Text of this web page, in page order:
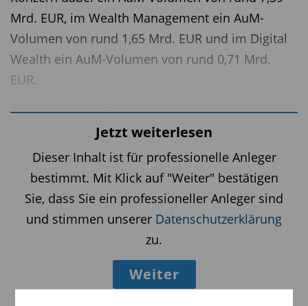
Mrd. EUR, im Wealth Management ein AuM-
Volumen von rund 1,65 Mrd. EUR und im Digital
Wealth ein AuM-Volumen von rund 0,71 Mrd.
EUR.
Der starke AuM-Zufluss im Asset Management
resultiert aus aktuellen Vertriebserfolgen und
wesentlich aus der am 5. Juli 2025
kommunizierten Übernahme des Portfolios aus
Publikums- und Spezialfonds von der MainFirst
Affiliated Fund Managers (Deutschland) GmbH
sowie dem damit verbundenen Wechsel des
Return Multi Asset-Teams zum LAIQON-Konzern.
Jetzt weiterlesen
Dieser Inhalt ist für professionelle Anleger
bestimmt. Mit Klick auf "Weiter" bestätigen
Sie, dass Sie ein professioneller Anleger sind
und stimmen unserer Datenschutzerklärung
zu.
Weiter